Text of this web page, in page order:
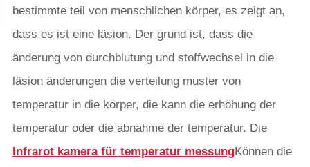
bestimmte teil von menschlichen körper, es zeigt an,
dass es ist eine läsion. Der grund ist, dass die
änderung von durchblutung und stoffwechsel in die
läsion änderungen die verteilung muster von
temperatur in die körper, die kann die erhöhung der
temperatur oder die abnahme der temperatur. Die
Infrarot kamera für temperatur messungKönnen die